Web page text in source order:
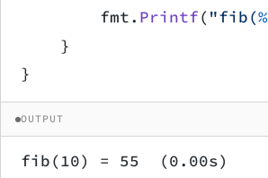
        fmt.
Printf( "fib(
    }
}
OUTPUT
fib(10) = 55  (0.00s)